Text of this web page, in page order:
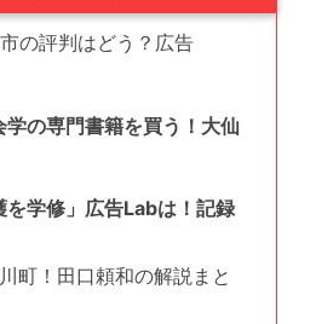
の評判はどう？広告
の専門書籍を買う！大仙
を学修」広告Labは！記録
町！田口頼和の解説まと